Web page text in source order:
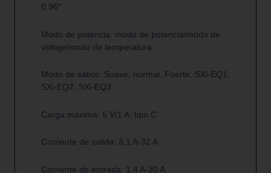
0,96″
Modo de potencia: modo de potencia/modo de
voltaje/modo de temperatura
Modo de sabor: Suave, normal, Fuerte, SXi-EQ1,
SXi-EQ2, SXi-EQ3
Carga máxima: 5 V/1 A, tipo C
Corriente de salida: 3,1 A-32 A
Corriente de entrada: 1,4 A-30 A